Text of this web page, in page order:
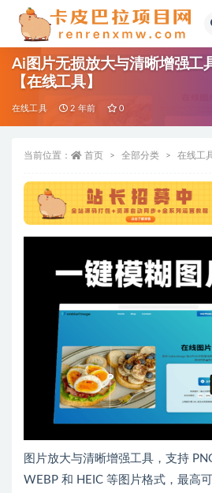
Ai图片无损放大与清晰增强工
【在线工具】
在线工具 2 年前 0
当前位置： 首页 全部分类 在线工
图片放大与清晰增强工具，支持
WEBP 和 HEIC 等图片格式，最高
全部